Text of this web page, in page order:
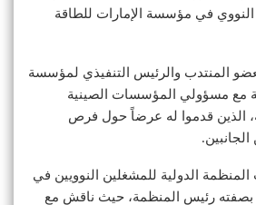
النووي في مؤسسة الإمارات للطاقة
المنتدب والرئيس التنفيذي لمؤسسة
مع مسؤولي المؤسسات الصينية
الذين قدموا له عرضاً حول فرص
الدولية للمشغلين النوويين في
بصفته رئيس المنظمة، حيث ناقش مع